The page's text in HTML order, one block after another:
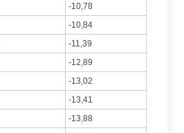
-10,78
-10,84
-11,39
-12,89
-13,02
-13,41
-13,88